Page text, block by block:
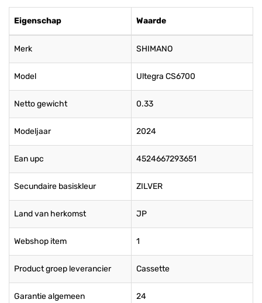
Eigenschap Waarde
Merk SHIMANO
Model Ultegra CS6700
Netto gewicht 0.33
Modeljaar 2024
Ean upc 4524667293651
Secundaire basiskleur ZILVER
Land van herkomst JP
Webshop item 1
Product groep leverancier Cassette
Garantie algemeen 24